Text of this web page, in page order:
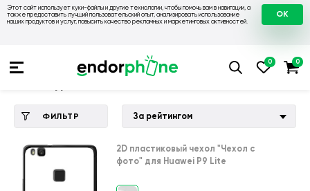
Этот сайт использует куки-файлы и другие технологии, чтобы помочь вам в навигации, а
также предоставить лучший пользовательский опыт, анализировать использование
наших продуктов и услуг, повысить качество рекламных и маркетинговых активностей.
OK
💙 Чехлы на Huawei 💛 Чехол для
ФИЛЬТР За рейтингом
2D пластиковый чехол "Чехол с
фото" для Huawei P9 Lite